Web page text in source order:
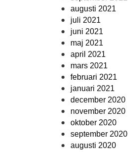
augusti 2021
juli 2021
juni 2021
maj 2021
april 2021
mars 2021
februari 2021
januari 2021
december 2020
november 2020
oktober 2020
september 2020
augusti 2020